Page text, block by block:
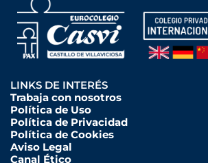
LINKS DE INTERÉS
Trabaja con nosotros
Política de Uso
Política de Privacidad
Política de Cookies
Aviso Legal
Canal Ético